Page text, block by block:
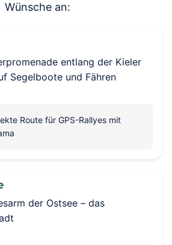
Wünsche an:
entlang der Kieler
Segelboote und Fähren
Route für GPS-Rallyes mit
der Ostsee – das